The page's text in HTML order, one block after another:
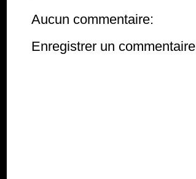
Aucun commentaire:
Enregistrer un commentaire